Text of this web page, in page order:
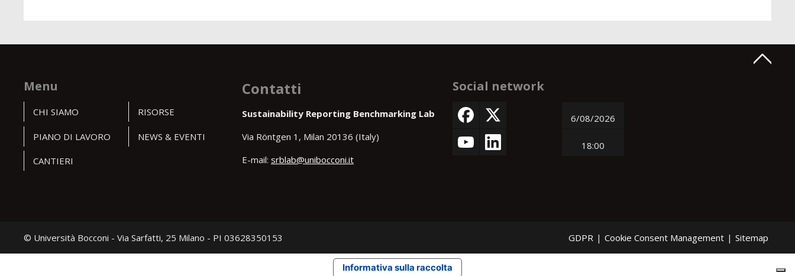
Menu
CHI SIAMO
PIANO DI LAVORO
CANTIERI
RISORSE
NEWS & EVENTI
Contatti
Sustainability Reporting Benchmarking Lab
Via Röntgen 1, Milan 20136 (Italy)
E-mail: srblab@unibocconi.it
Social network
6/08/2026
18:00
© Università Bocconi - Via Sarfatti, 25 Milano - PI 03628350153 GDPR | Cookie Consent Management | Sitemap
Informativa sulla raccolta